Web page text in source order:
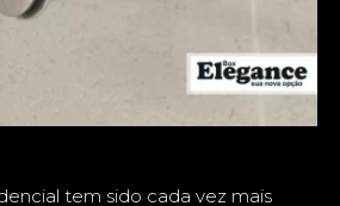
tem sido cada vez mais